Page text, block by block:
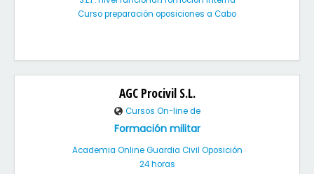
Curso preparación oposiciones a Cabo
AGC Procivil S.L.
Cursos On-line de
Formación militar
Academia Online Guardia Civil Oposición
24 horas